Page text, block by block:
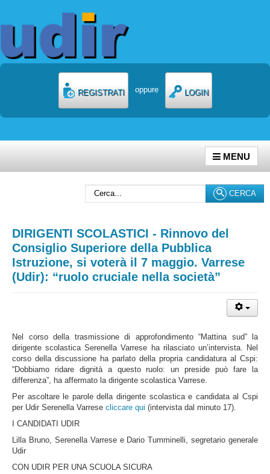
REGISTRATI oppure LOGIN
MENU
CERCA
DIRIGENTI SCOLASTICI - Rinnovo del
Consiglio Superiore della Pubblica
Istruzione, si voterà il 7 maggio. Varrese
(Udir): “ruolo cruciale nella società”
Nel corso della trasmissione di approfondimento “Mattina sud” la
dirigente scolastica Serenella Varrese ha rilasciato un’intervista. Nel
corso della discussione ha parlato della propria candidatura al Cspi:
“Dobbiamo ridare dignità a questo ruolo: un preside può fare la
differenza”, ha affermato la dirigente scolastica Varrese.
Per ascoltare le parole della dirigente scolastica e candidata al Cspi
per Udir Serenella Varrese cliccare qui (intervista dal minuto 17).
I CANDIDATI UDIR
Lilla Bruno, Serenella Varrese e Dario Tumminelli, segretario generale
Udir
CON UDIR PER UNA SCUOLA SICURA